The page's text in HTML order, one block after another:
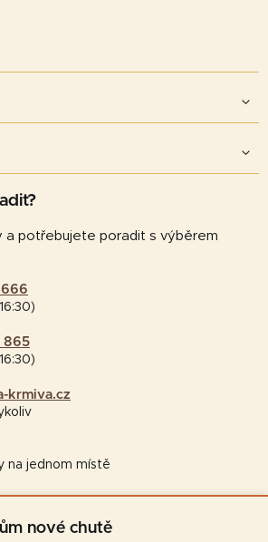
nové chutě
a potřebujete poradit s výběrem
865
krmiva.cz
na jednom místě
pro chovatele